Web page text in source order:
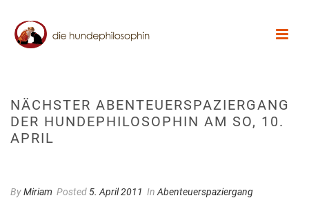
NÄCHSTER ABENTEUERSPAZIERGANG
DER HUNDEPHILOSOPHIN AM SO, 10.
APRIL
ByMiriam Posted 5. April 2011 In Abenteuerspaziergang